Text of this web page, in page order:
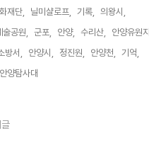
재단, 닐미샬로프, 기록,
의왕시,
공원, 군포, 안양, 수리산,
안양유원지,
방서, 안양시, 정진원, 안양천,
기억,
안양탐사대,